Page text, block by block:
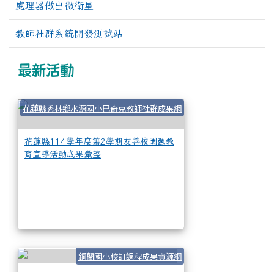
處理器做出微衛星
教師社群系統開發測試站
最新活動
花蓮縣秀林鄉水源國小巴奇克教師社群成果網
花蓮縣114學年度第2學期友善校園週教
育宣導活動成果彙整
銅蘭國小校訂課程成果資源網112-02法定課程-六